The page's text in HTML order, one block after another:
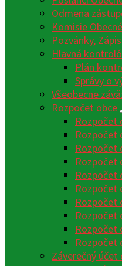
Odmena
Komisie
Pozvánky,
Hlavná
Plán
Správy o
Všeobecne
Rozpočet obce
Rozpočet
Rozpočet
Rozpočet
Rozpočet
Rozpočet
Rozpočet
Rozpočet
Rozpočet
Rozpočet
Rozpočet
Záverečný účet